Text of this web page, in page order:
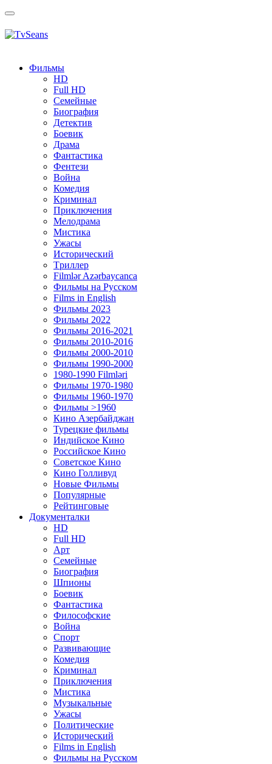
Toggle
Фильмы
HD
Full HD
Семейные
Биография
Детектив
Боевик
Драма
Фантастика
Фентези
Война
Комедия
Криминал
Приключения
Мелодрама
Мистика
Ужасы
Исторический
Tриллер
Filmlər Azərbaycanca
Фильмы на Русском
Films in English
Фильмы 2023
Фильмы 2022
Фильмы 2016-2021
Фильмы 2010-2016
Фильмы 2000-2010
Фильмы 1990-2000
1980-1990 Filmləri
Фильмы 1970-1980
Фильмы 1960-1970
Фильмы >1960
Кино Азербайджан
Турецкие фильмы
Индийское Кино
Российское Кино
Советское Кино
Кино Голливуд
Новые Фильмы
Популярные
Рейтинговые
Документалки
HD
Full HD
Арт
Семейные
Биография
Шпионы
Боевик
Фантастика
Философские
Война
Спорт
Развивающие
Комедия
Криминал
Приключения
Мистика
Музыкальные
Ужасы
Политические
Исторический
Films in English
Фильмы на Русском